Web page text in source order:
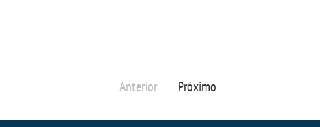
Anterior Próximo